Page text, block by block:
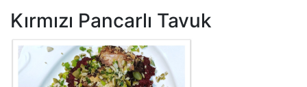
Kırmızı Pancarlı Tavuk